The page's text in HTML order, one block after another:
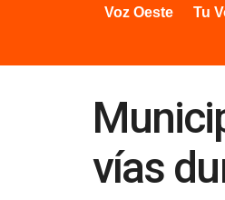
Voz Oeste Tu
vías